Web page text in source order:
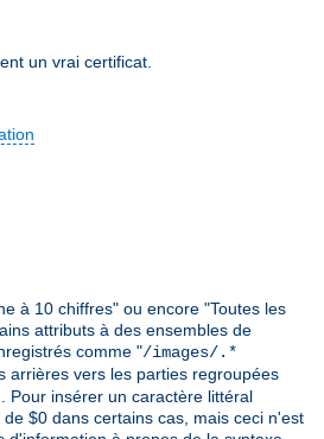
un vrai certificat.
à 10 chiffres" ou encore "Toutes les
attributs à des ensembles de
comme "/images/.*
arrières vers les parties regroupées
Pour insérer un caractère littéral
$0 dans certains cas, mais ceci n'est